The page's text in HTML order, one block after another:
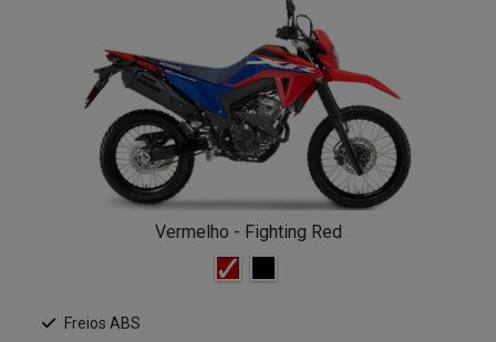
Vermelho - Fighting Red
Freios ABS